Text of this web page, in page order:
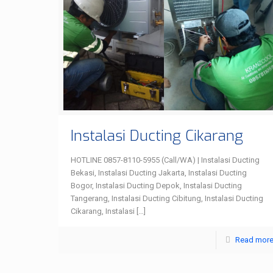
Instalasi Ducting Cikarang
HOTLINE 0857-8110-5955 (Call/WA) | Instalasi Ducting
Bekasi, Instalasi Ducting Jakarta, Instalasi Ducting
Bogor, Instalasi Ducting Depok, Instalasi Ducting
Tangerang, Instalasi Ducting Cibitung, Instalasi Ducting
Cikarang, Instalasi […]
Read